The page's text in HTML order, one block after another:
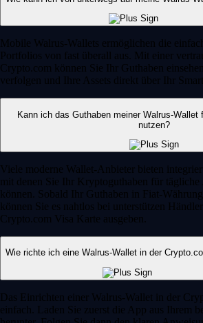
Mobile Walrus-Wallets ermöglichen die
Portfolios von fast überall aus. Mit einer
Crypto.com können Sie Ihr Guthaben
verfolgen und Ihre Assets direkt über Ihr
Kann ich das Guthaben meiner Walrus-Wallet
nutzen?
Viele moderne Wallet-Anbieter bieten
mit denen Sie Ihr Kryptoguthaben für tägliche
können. Sobald Ihr Guthaben in Fiat-Währung
können Sie es nahtlos bei unterstützen
Crypto.com Visa Karte ausgeben.
Wie richte ich eine Walrus-Wallet in der
Das Einrichten einer Walrus-Wallet in der
einfach. Laden Sie zuerst die App aus Ihrem